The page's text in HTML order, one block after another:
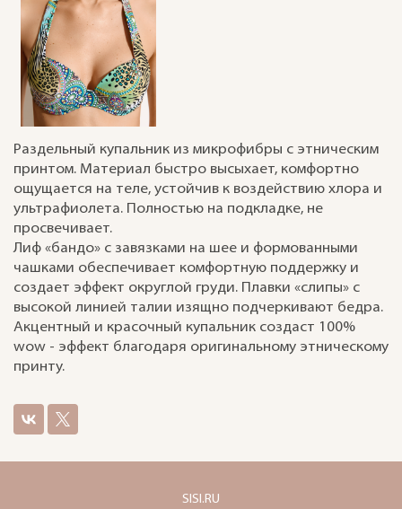
Раздельный купальник из микрофибры с этническим
принтом. Материал быстро высыхает, комфортно
ощущается на теле, устойчив к воздействию хлора и
ультрафиолета. Полностью на подкладке, не
просвечивает.
Лиф «бандо» с завязками на шее и формованными
чашками обеспечивает комфортную поддержку и
создает эффект округлой груди. Плавки «слипы» с
высокой линией талии изящно подчеркивают бедра.
Акцентный и красочный купальник создаст 100%
wow - эффект благодаря оригинальному этническому
принту.
SISI.RU